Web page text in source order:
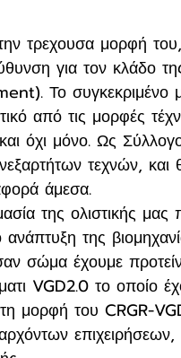
τρεχουσα μορφή
για τον κλάδο
Το συγκεκριμένο
από τις μορφές
όχι μόνο. Ως
τεχνών,
άμεσα.
της ολιστικής
της
σώμα έχουμε
VGD2.0 το οποίο
του CRGR-
επιχειρήσεων,